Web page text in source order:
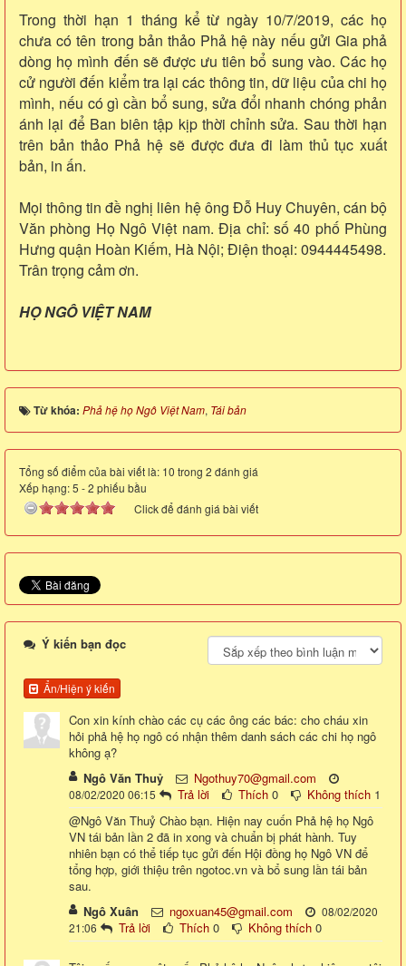
Trong thời hạn 1 tháng kể từ ngày 10/7/2019, các họ
chưa có tên trong bản thảo Phả hệ này nếu gửi Gia phả
dòng họ mình đến sẽ được ưu tiên bổ sung vào. Các họ
cử người đến kiểm tra lại các thông tin, dữ liệu của chi họ
mình, nếu có gì cần bổ sung, sửa đổi nhanh chóng phản
ánh lại để Ban biên tập kịp thời chỉnh sửa. Sau thời hạn
trên bản thảo Phả hệ sẽ được đưa đi làm thủ tục xuất
bản, in ấn.
Mọi thông tin đề nghị liên hệ ông Đỗ Huy Chuyên, cán bộ
Văn phòng Họ Ngô Việt nam. Địa chỉ: số 40 phố Phùng
Hưng quận Hoàn Kiếm, Hà Nội; Điện thoại: 0944445498.
Trân trọng cảm ơn.
HỌ NGÔ VIỆT NAM
Từ khóa: Phả hệ họ Ngô Việt Nam, Tái bản
Tổng số điểm của bài viết là: 10 trong 2 đánh giá
Xếp hạng:5 -2 phiếu bầu
Click để đánh giá bài viết
Ý kiến bạn đọc
Ẩn/Hiện ý kiến
Con xin kính chào các cụ các ông các bác: cho cháu xin
hỏi phả hệ họ ngô có nhận thêm danh sách các chi họ ngô
không ạ?
Ngô Văn Thuỷ
Ngothuy70@gmail.com
08/02/2020 06:15 Trả lời Thích 0 Không thích 1
@Ngô Văn Thuỷ Chào bạn. Hiện nay cuốn Phả hệ họ Ngô
VN tái bản lần 2 đã in xong và chuẩn bị phát hành. Tuy
nhiên bạn có thể tiếp tục gửi đến Hội đồng họ Ngô VN để
tổng hợp, giới thiệu trên ngotoc.vn và bổ sung lần tái bản
sau.
Ngô Xuân
ngoxuan45@gmail.com
08/02/2020
21:06
Trả lời Thích 0 Không thích 0